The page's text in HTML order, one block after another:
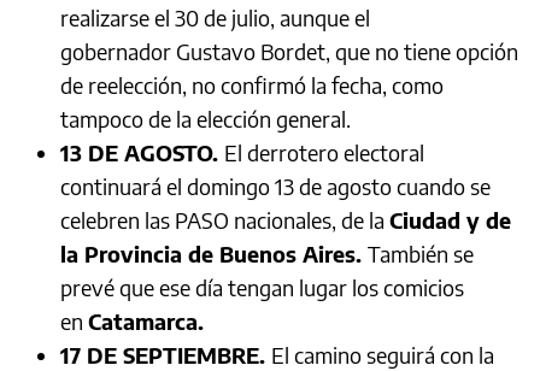
realizarse el 30 de julio, aunque el
gobernador Gustavo Bordet, que no tiene opción
de reelección, no confirmó la fecha, como
tampoco de la elección general.
13 DE AGOSTO. El derrotero electoral
continuará el domingo 13 de agosto cuando se
celebren las PASO nacionales, de la Ciudad y de
la Provincia de Buenos Aires. También se
prevé que ese día tengan lugar los comicios
en Catamarca.
17 DE SEPTIEMBRE. El camino seguirá con la